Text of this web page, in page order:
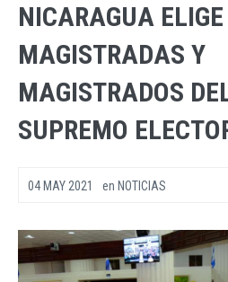
la
NICARAGUA
MAGISTRADAS Y
MAGISTRADOS
SUPREMO
04 MAY 2021 en NOTICIAS